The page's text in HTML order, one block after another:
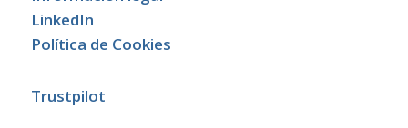
LinkedIn
Política de Cookies
Trustpilot